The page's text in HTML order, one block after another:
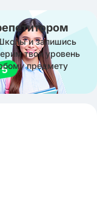
и запишись
твой уровень
предмету